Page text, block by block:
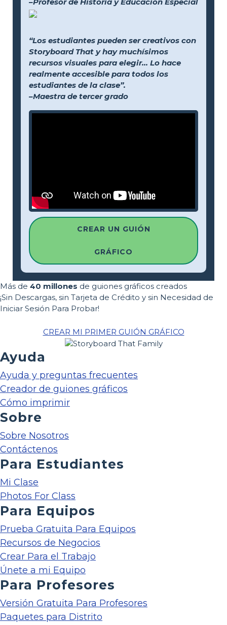
“Los estudiantes pueden ser creativos con
Storyboard That y hay muchísimos
recursos visuales para elegir... Lo hace
realmente accesible para todos los
estudiantes de la clase”.
–Maestra de tercer grado
CREAR UN GUIÓN
GRÁFICO
Más de 40 millones de guiones gráficos creados
¡Sin Descargas, sin Tarjeta de Crédito y sin Necesidad de
Iniciar Sesión Para Probar!
CREAR MI PRIMER GUIÓN GRÁFICO
Ayuda
Ayuda y preguntas frecuentes
Creador de guiones gráficos
Cómo imprimir
Sobre
Sobre Nosotros
Contáctenos
Para Estudiantes
Mi Clase
Photos For Class
Para Equipos
Prueba Gratuita Para Equipos
Recursos de Negocios
Crear Para el Trabajo
Únete a mi Equipo
Para Profesores
Versión Gratuita Para Profesores
Paquetes para Distrito